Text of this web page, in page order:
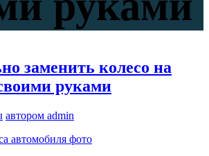
заменить колесо на
руками
автором admin